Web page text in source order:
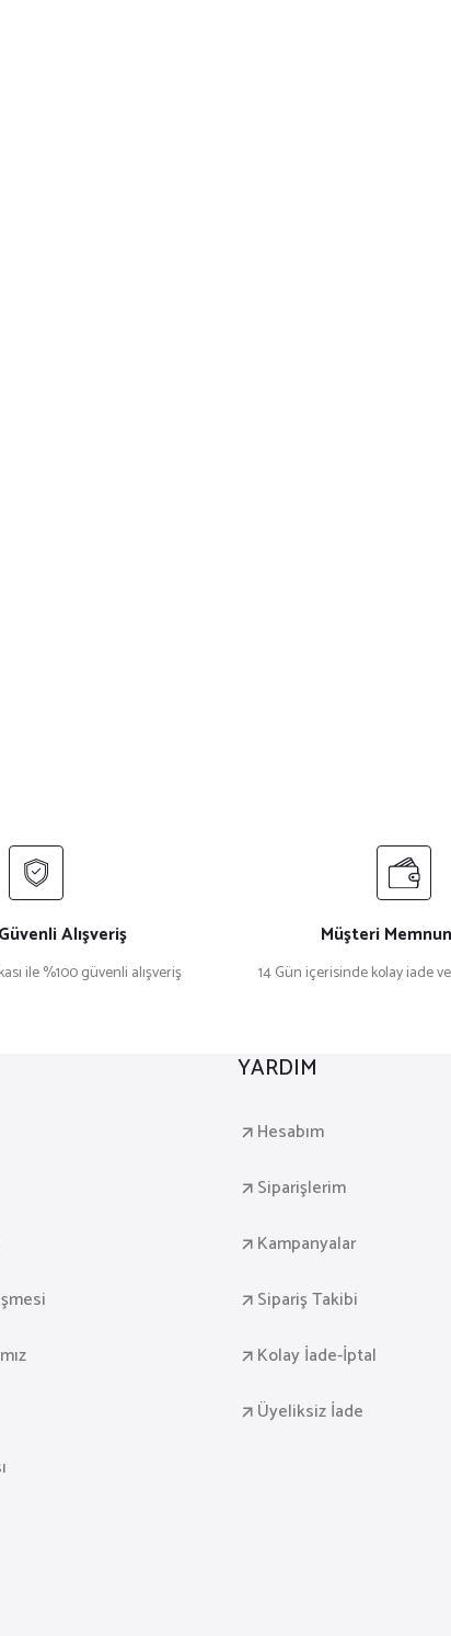
Alışveriş
ile %100 güvenli alışveriş
Müşteri
14 Gün içerisinde kolay iade
YARDIM
Hesabım
Siparişlerim
Kampanyalar
Sipariş Takibi
Kolay İade-İptal
Üyeliksiz İade